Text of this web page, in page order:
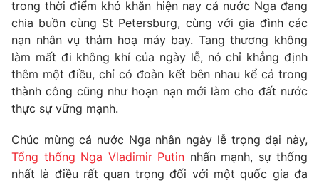
Sản phẩm
Thị trường
Tư vấn
Giao lưu trực tuyến
Lịch phát sóng
Chuyên mục khác
Emagazine Podcast
Photo Infographic
trong thời điểm khó khăn hiện nay cả nước Nga đang
chia buồn cùng St Petersburg, cùng với gia đình các
nạn nhân vụ thảm hoạ máy bay. Tang thương không
làm mất đi không khí của ngày lễ, nó chỉ khẳng định
thêm một điều, chỉ có đoàn kết bên nhau kể cả trong
thành công cũng như hoạn nạn mới làm cho đất nước
thực sự vững mạnh.
Chúc mừng cả nước Nga nhân ngày lễ trọng đại này,
Tổng thống Nga Vladimir Putin nhấn mạnh, sự thống
nhất là điều rất quan trọng đối với một quốc gia đa